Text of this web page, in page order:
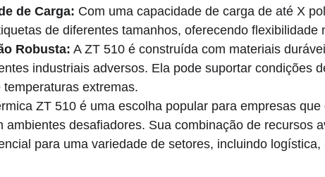
de Carga: Com uma capacidade de carga de até X
de diferentes tamanhos, oferecendo flexibilidade
Robusta: A ZT 510 é construída com materiais
industriais adversos. Ela pode suportar condições
temperaturas extremas.
ZT 510 é uma escolha popular para empresas
ambientes desafiadores. Sua combinação de recursos
para uma variedade de setores, incluindo